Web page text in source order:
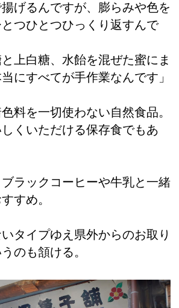
げるんですが、膨らみや色を
つひとつひっくり返すんで
上白糖、水飴を混ぜた蜜にま
にすべてが手作業なんです」
料を一切使わない自然食品。
くいただける保存食でもあ
ラックコーヒーや牛乳と一緒
すめ。
タイプゆえ県外からのお取り
のも頷ける。